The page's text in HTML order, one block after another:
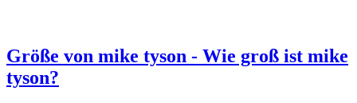
Größe von mike tyson - Wie groß ist mike
tyson?